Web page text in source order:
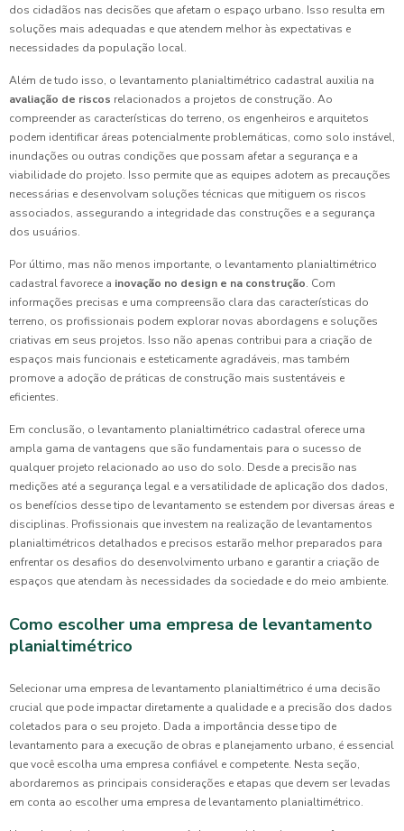
dos cidadãos nas decisões que afetam o espaço urbano. Isso resulta em
soluções mais adequadas e que atendem melhor às expectativas e
necessidades da população local.
Além de tudo isso, o levantamento planialtimétrico cadastral auxilia na
avaliação de riscos relacionados a projetos de construção. Ao
compreender as características do terreno, os engenheiros e arquitetos
podem identificar áreas potencialmente problemáticas, como solo instável,
inundações ou outras condições que possam afetar a segurança e a
viabilidade do projeto. Isso permite que as equipes adotem as precauções
necessárias e desenvolvam soluções técnicas que mitiguem os riscos
associados, assegurando a integridade das construções e a segurança
dos usuários.
Por último, mas não menos importante, o levantamento planialtimétrico
cadastral favorece a inovação no design e na construção. Com
informações precisas e uma compreensão clara das características do
terreno, os profissionais podem explorar novas abordagens e soluções
criativas em seus projetos. Isso não apenas contribui para a criação de
espaços mais funcionais e esteticamente agradáveis, mas também
promove a adoção de práticas de construção mais sustentáveis e
eficientes.
Em conclusão, o levantamento planialtimétrico cadastral oferece uma
ampla gama de vantagens que são fundamentais para o sucesso de
qualquer projeto relacionado ao uso do solo. Desde a precisão nas
medições até a segurança legal e a versatilidade de aplicação dos dados,
os benefícios desse tipo de levantamento se estendem por diversas áreas e
disciplinas. Profissionais que investem na realização de levantamentos
planialtimétricos detalhados e precisos estarão melhor preparados para
enfrentar os desafios do desenvolvimento urbano e garantir a criação de
espaços que atendam às necessidades da sociedade e do meio ambiente.
Como escolher uma empresa de levantamento
planialtimétrico
Selecionar uma empresa de levantamento planialtimétrico é uma decisão
crucial que pode impactar diretamente a qualidade e a precisão dos dados
coletados para o seu projeto. Dada a importância desse tipo de
levantamento para a execução de obras e planejamento urbano, é essencial
que você escolha uma empresa confiável e competente. Nesta seção,
abordaremos as principais considerações e etapas que devem ser levadas
em conta ao escolher uma empresa de levantamento planialtimétrico.